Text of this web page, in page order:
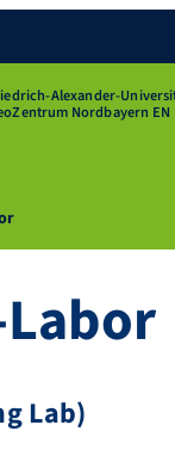
Alexander-
Nordbayern EN
Lab)